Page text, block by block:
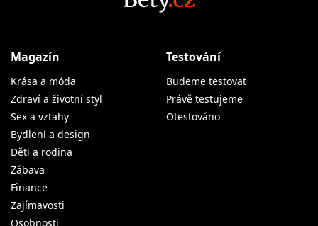
Magazín
Krása a móda
Zdraví a životní styl
Sex a vztahy
Bydlení a design
Děti a rodina
Zábava
Finance
Zajímavosti
Osobnosti
Testování
Budeme testovat
Právě testujeme
Otestováno